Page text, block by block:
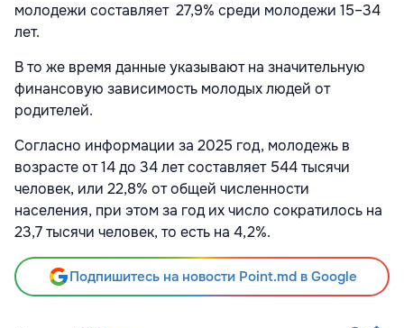
молодежи составляет 27,9% среди молодежи 15–34
лет.
В то же время данные указывают на значительную
финансовую зависимость молодых людей от
родителей.
Согласно информации за 2025 год, молодежь в
возрасте от 14 до 34 лет составляет 544 тысячи
человек, или 22,8% от общей численности
населения, при этом за год их число сократилось на
23,7 тысячи человек, то есть на 4,2%.
Подпишитесь на новости Point.md в Google